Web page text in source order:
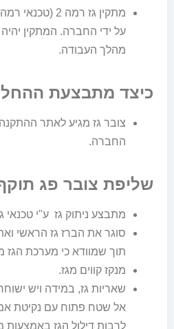
על ידי החברה. המתקין
מהלך העבודה.
כיצד מתבצעת
צובר גז מגיע לאתר
החברה.
שליפת צובר פג
מתבצע ניתוק גז ע"י טכנאי גז
סוגר את הברז גז הראשי
תוך שמוודא כי מערכת הגז
מנקז קווים מגז.
שאריות גז, במידה ויש
אל שטח פתוח עם נקיטת
לרבות דילול הגז באמצעות